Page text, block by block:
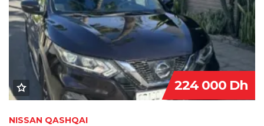
224 000 Dh
NISSAN QASHQAI